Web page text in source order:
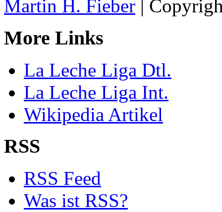
Martin H. Fieber |
More Links
La Leche Liga Dtl.
La Leche Liga Int.
Wikipedia Artikel
RSS
RSS Feed
Was ist RSS?